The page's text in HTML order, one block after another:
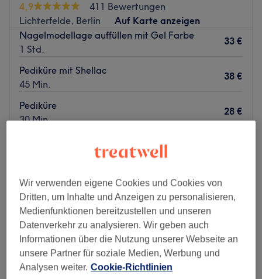
4,9
411 Bewertungen
Lichterfelde, Berlin
Auf Karte anzeigen
Nagelmodellage auffüllen mit Gel Farbe
1 Std.
33 €
Pediküre mit Shellac
45 Min.
38 €
Pediküre
30 Min.
28 €
Dienstag
09:00– 18:00
Mittwoch
09:00–18:00
Donnerstag
09:00–18:00
Freitag
09:00–18:00
Samstag
09:00–15:00
Sonntag
Geschlossen
Wir verwenden eigene Cookies und Cookies von
Dritten, um Inhalte und Anzeigen zu personalisieren,
Medienfunktionen bereitzustellen und unseren
Datenverkehr zu analysieren. Wir geben auch
Informationen über die Nutzung unserer Webseite an
unsere Partner für soziale Medien, Werbung und
Analysen weiter. Cookie-Richtlinien